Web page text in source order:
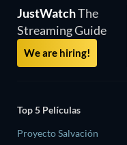
JustWatchThe
Streaming Guide
We are hiring!
Top 5 Películas
Proyecto Salvación